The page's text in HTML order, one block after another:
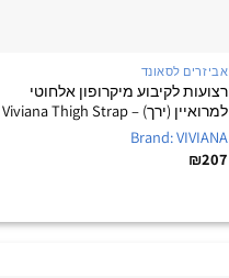
אביזרים לסאונד
רצועות לקיבוע מיקרופון אלחוטי
למרואיין (ירך) – Viviana Thigh Strap
Brand: VIVIANA
₪207